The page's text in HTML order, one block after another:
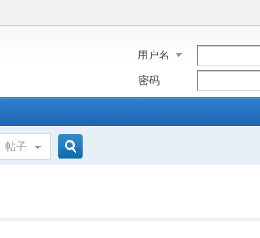
用户名
密码
帖子